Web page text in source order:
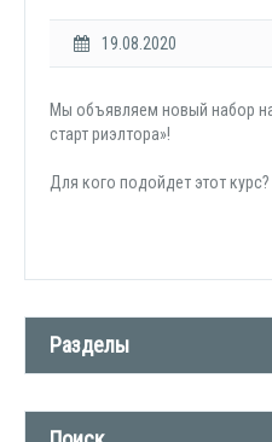
19.08.2020
Мы объявляем новый набор
старт риэлтора»!
Для кого подойдет этот курс?
Разделы
Новости компании (509)